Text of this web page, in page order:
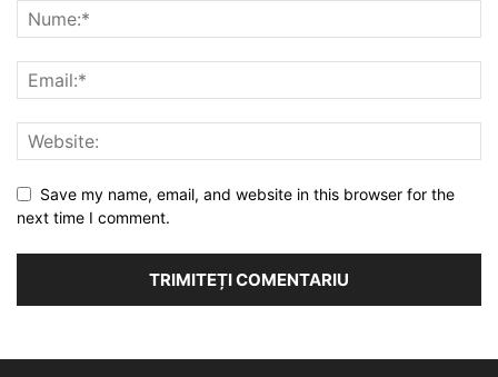
Save my name, email, and website in this browser for the
next time I comment.